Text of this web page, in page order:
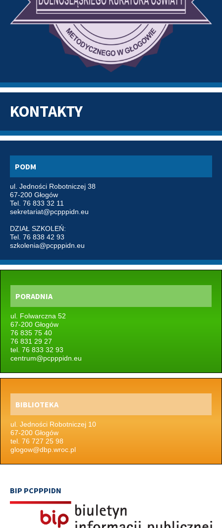
KONTAKTY
PODM
ul. Jedności Robotniczej 38
67-200 Głogów
Tel. 76 833 32 11
sekretariat@pcpppidn.eu
DZIAŁ SZKOLEŃ:
Tel. 76 838 42 93
szkolenia@pcpppidn.eu
PORADNIA
ul. Folwarczna 52
67-200 Głogów
76 835 75 40
76 831 29 27
tel. 76 833 32 93
centrum@pcpppidn.eu
BIBLIOTEKA
ul. Jedności Robotniczej 10
67-200 Głogów
tel. 76 727 25 98
glogow@dbp.wroc.pl
BIP PCPPPIDN